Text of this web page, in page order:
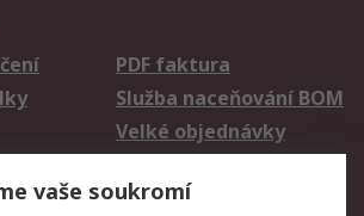
PDF faktura
Služba naceňování BOM
Velké objednávky
vaše soukromí